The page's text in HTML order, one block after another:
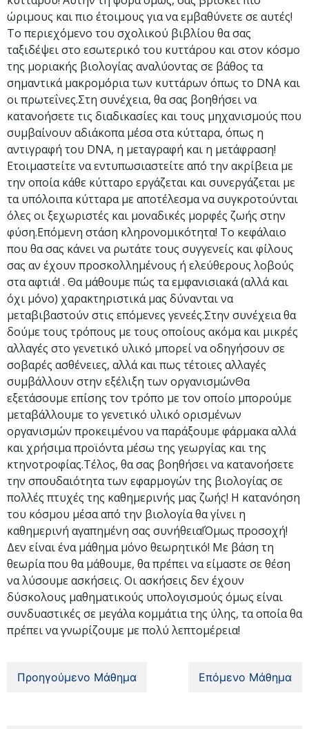
ώριμους και πιο έτοιμους για να εμβαθύνετε σε αυτές!
Το περιεχόμενο του σχολικού βιβλίου θα σας
ταξιδέψει στο εσωτερικό του κυττάρου και στον κόσμο
της μοριακής βιολογίας αναλύοντας σε βάθος τα
σημαντικά μακρομόρια των κυττάρων όπως το DNA και
οι πρωτεΐνες.Στη συνέχεια, θα σας βοηθήσει να
κατανοήσετε τις διαδικασίες και τους μηχανισμούς που
συμβαίνουν αδιάκοπα μέσα στα κύτταρα, όπως η
αντιγραφή του DNA, η μεταγραφή και η μετάφραση!
Ετοιμαστείτε να εντυπωσιαστείτε από την ακρίβεια με
την οποία κάθε κύτταρο εργάζεται και συνεργάζεται με
τα υπόλοιπα κύτταρα με αποτέλεσμα να συγκροτούνται
όλες οι ξεχωριστές και μοναδικές μορφές ζωής στην
φύση.Επόμενη στάση κληρονομικότητα! Το κεφάλαιο
που θα σας κάνει να ρωτάτε τους συγγενείς και φίλους
σας αν έχουν προσκολλημένους ή ελεύθερους λοβούς
στα αφτιά! . Θα μάθουμε πώς τα εμφανισιακά (αλλά και
όχι μόνο) χαρακτηριστικά μας δύνανται να
μεταβιβαστούν στις επόμενες γενεές.Στην συνέχεια θα
δούμε τους τρόπους με τους οποίους ακόμα και μικρές
αλλαγές στο γενετικό υλικό μπορεί να οδηγήσουν σε
σοβαρές ασθένειες, αλλά και πως τέτοιες αλλαγές
συμβάλλουν στην εξέλιξη των οργανισμώνΘα
εξετάσουμε επίσης τον τρόπο με τον οποίο μπορούμε
μεταβάλλουμε το γενετικό υλικό ορισμένων
οργανισμών προκειμένου να παράξουμε φάρμακα αλλά
και χρήσιμα προϊόντα μέσω της γεωργίας και της
κτηνοτροφίας.Τέλος, θα σας βοηθήσει να κατανοήσετε
την σπουδαιότητα των εφαρμογών της βιολογίας σε
πολλές πτυχές της καθημερινής μας ζωής! Η κατανόηση
του κόσμου μέσα από την βιολογία θα γίνει η
καθημερινή αγαπημένη σας συνήθεια!Όμως προσοχή!
Δεν είναι ένα μάθημα μόνο θεωρητικό! Με βάση τη
θεωρία που θα μάθουμε, θα πρέπει να είμαστε σε θέση
να λύσουμε ασκήσεις. Οι ασκήσεις δεν έχουν
δύσκολους μαθηματικούς υπολογισμούς όμως είναι
συνδυαστικές σε μεγάλα κομμάτια της ύλης, τα οποία θα
πρέπει να γνωρίζουμε με πολύ λεπτομέρεια!
Προηγούμενο Μάθημα Επόμενο Μάθημα